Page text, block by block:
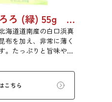
根こんぶ入りとろろ (緑) 55g 単品 5袋セット 20袋セット 3054
海道道南産の白口浜真
布を加え、非常に薄く
。たっぷりと旨味や粘
味を存分にご賞味いた
にぜひ一日一度、お好
こちら